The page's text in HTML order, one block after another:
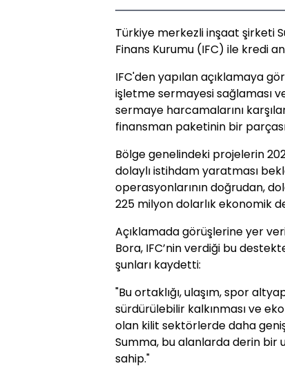
Türkiye merkezli inşaat şirketi
Finans Kurumu (IFC) ile kredi
IFC'den yapılan açıklamaya
işletme sermayesi sağlaması
sermaye harcamalarını
finansman paketinin bir
Bölge genelindeki projelerin
dolaylı istihdam yaratması
operasyonlarının doğrudan,
225 milyon dolarlık ekonomik
Açıklamada görüşlerine yer
Bora, IFC’nin verdiği bu
şunları kaydetti:
"Bu ortaklığı, ulaşım, spor
sürdürülebilir kalkınması ve
olan kilit sektörlerde daha
Summa, bu alanlarda derin bir
sahip."